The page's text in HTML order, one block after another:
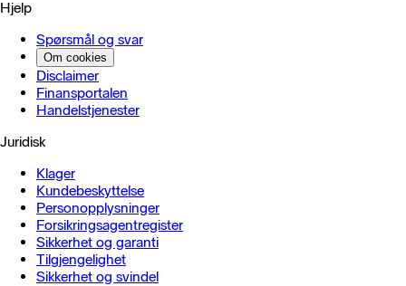
Hjelp
Spørsmål og svar
Om cookies
Disclaimer
Finansportalen
Handels­tjenester
Juridisk
Klager
Kundebeskyttelse
Personopplysninger
Forsikringsagentregister
Sikkerhet og garanti
Tilgjengelighet
Sikkerhet og svindel